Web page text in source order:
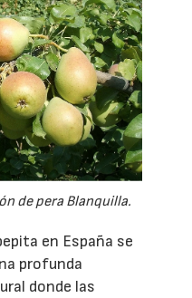
de pera Blanquilla.
en España se
profunda
donde las